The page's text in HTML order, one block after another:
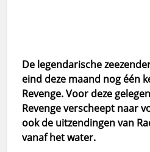
De legendarische
eind deze maand nog één
Revenge. Voor deze
Revenge verscheept naar
ook de uitzendingen van
vanaf het water.